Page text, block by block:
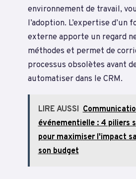
environnement de travail,
l’adoption. L’expertise d’un
externe apporte un regard
méthodes et permet de
processus obsolètes avant
automatiser dans le CRM.
LIRE AUSSI
événementielle : 4 piliers
pour maximiser l'impact
son budget